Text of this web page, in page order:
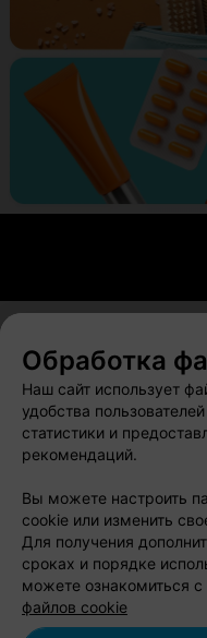
О проекте Новости
Вакансии
Публичный
Связаться по
Написать
Обработка
Наш сайт использует
удобства
статистики и
рекомендаций.
Вы можете настроить
cookie или изменить
Для получения
сроках и порядке
можете ознакомиться
файлов cookie